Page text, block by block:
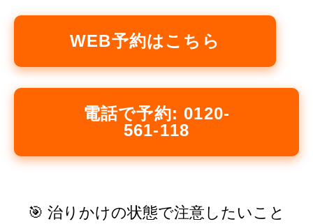
WEB予約はこちら
電話で予約: 0120-
561-118
🎯 治りかけの状態で注意したいこと